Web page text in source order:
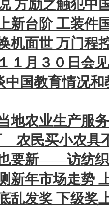
方励之触犯中
新台阶 工装件
机面世 万门程
１月３０日会
中国教育情况和
地农业生产服
农民买小农具
要新——访纺织
新年市场走
乱发奖 下级奖